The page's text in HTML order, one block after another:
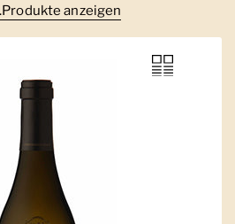
anzeigen